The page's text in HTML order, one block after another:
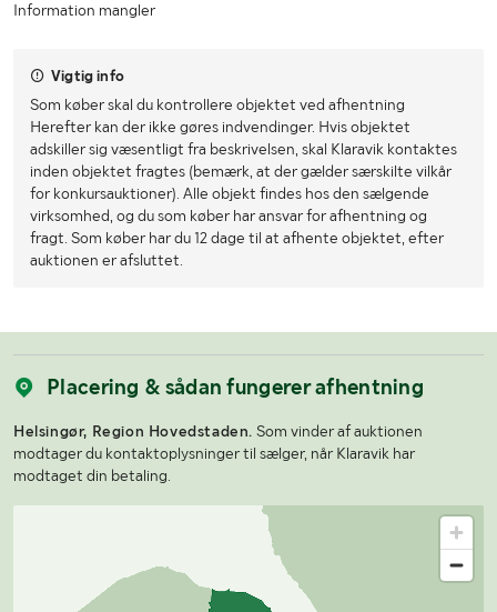
Information mangler
Vigtig info
Som køber skal du kontrollere objektet ved afhentning
Herefter kan der ikke gøres indvendinger. Hvis objektet
adskiller sig væsentligt fra beskrivelsen, skal Klaravik kontaktes
inden objektet fragtes (bemærk, at der gælder særskilte vilkår
for konkursauktioner). Alle objekt findes hos den sælgende
virksomhed, og du som køber har ansvar for afhentning og
fragt. Som køber har du 12 dage til at afhente objektet, efter
auktionen er afsluttet.
Placering & sådan fungerer afhentning
Helsingør, Region Hovedstaden. Som vinder af auktionen
modtager du kontaktoplysninger til sælger, når Klaravik har
modtaget din betaling.